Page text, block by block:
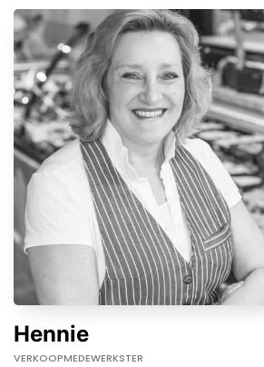
Hennie
VERKOOPMEDEWERKSTER